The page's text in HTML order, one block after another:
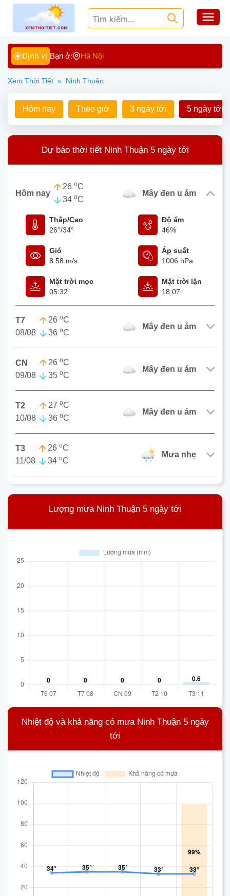
Định vị Bạn ở: Hà Nội
Xem Thời Tiết » Ninh Thuận
Hôm nay Theo giờ 3 ngày tới 5 ngày tới
Dự báo thời tiết Ninh Thuận 5 ngày tới
Hôm nay
26 oC
34 oC
mây đen u ám
Thấp/Cao
26°/34°
Độ ẩm
46%
Gió
8.58 m/s
Áp suất
1006 hPa
Mặt trời mọc
05:32
Mặt trời lặn
18:07
T7
08/08
26 oC
36 oC
mây đen u ám
CN
09/08
26 oC
35 oC
mây đen u ám
T2
10/08
27 oC
36 oC
mây đen u ám
T3
11/08
26 oC
34 oC
mưa nhẹ
Lượng mưa Ninh Thuận 5 ngày tới
Nhiệt độ và khả năng có mưa Ninh Thuận 5 ngày
tới